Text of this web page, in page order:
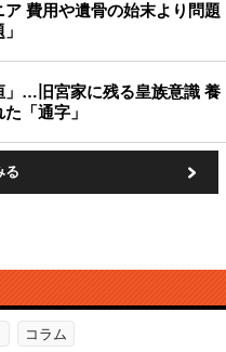
ア 費用や遺骨の始末より問題
」…旧宮家に残る皇族意識 養
「通字」
る
コラム